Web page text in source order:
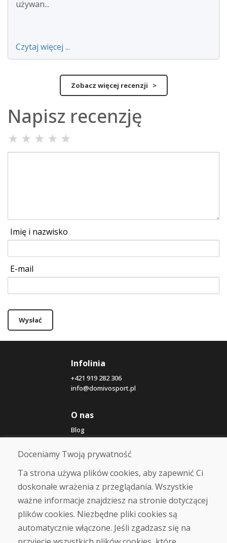
używan...
Czytaj więcej ...
Zobacz więcej recenzji >
Napisz recenzję
★ ★ ★ ★ ★
Imię i nazwisko
E-mail
Wysłać
Infolinia
+421 919 282 306
info@domivosport.pl
O nas
Blog
O nas
Sklep
Kontakt
Zakup
Sklep internetowy
Warunki handlowe
Transport
Zapłata
Doceniamy Twoją prywatność
Ta strona używa plików cookies, aby zapewnić Ci
doskonałe wrażenia z przeglądania. Wszystkie
ważne informacje znajdziesz na stronie dotyczącej
plików cookies. Niezbędne pliki cookies są
automatycznie włączone. Jeśli zgadzasz się na